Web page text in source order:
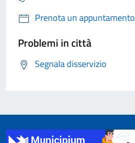
Prenota un appuntamento
Problemi in città
Segnala disservizio